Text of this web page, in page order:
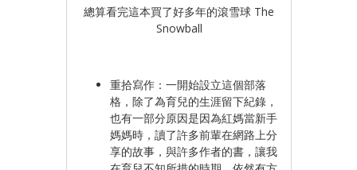
總算看完這本買了好多年的滾雪球 The
Snowball
重拾寫作：一開始設立這個部落
格，除了為育兒的生涯留下紀錄，
也有一部分原因是因為紅媽當新手
媽媽時，讀了許多前輩在網路上分
享的故事，與許多作者的書，讓我